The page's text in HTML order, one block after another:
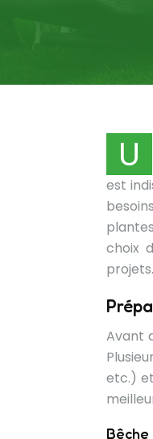
U
est
choix
projets.
Avant
etc.)